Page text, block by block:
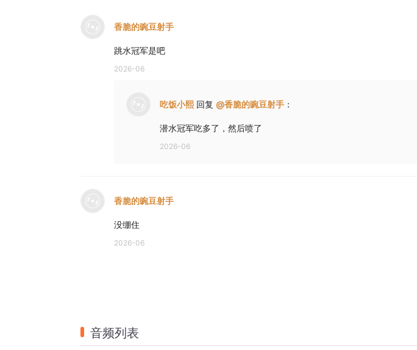
香脆的豌豆射手
跳水冠军是吧
2026-06
吃饭小熙 回复 @香脆的豌豆射手 ：
潜水冠军吃多了，然后喷了
2026-06
香脆的豌豆射手
没绷住
2026-06
音频列表